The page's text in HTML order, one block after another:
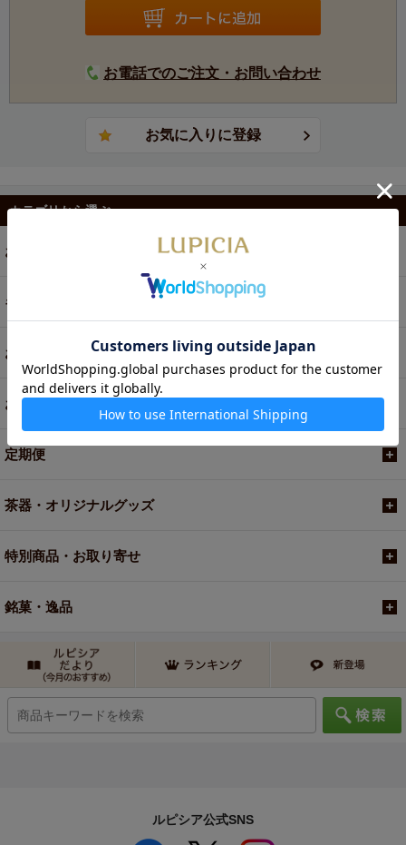
お電話でのご注文・お問い合わせ
カテゴリから選ぶ
お茶
ギフト
お菓子・食品・飲料
お買い得商品
定期便
茶器・オリジナルグッズ
特別商品・お取り寄せ
銘菓・逸品
ルピシア公式SNS